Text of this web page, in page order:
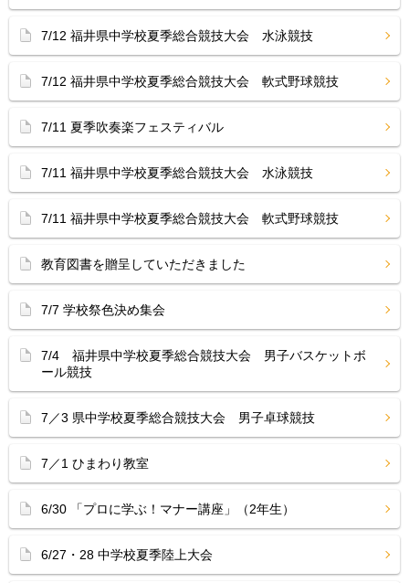
7/12 福井県中学校夏季総合競技大会 水泳競技
7/12 福井県中学校夏季総合競技大会 軟式野球競技
7/11 夏季吹奏楽フェスティバル
7/11 福井県中学校夏季総合競技大会 水泳競技
7/11 福井県中学校夏季総合競技大会 軟式野球競技
教育図書を贈呈していただきました
7/7 学校祭色決め集会
7/4 福井県中学校夏季総合競技大会 男子バスケットボ
ール競技
7／3 県中学校夏季総合競技大会 男子卓球競技
7／1 ひまわり教室
6/30 「プロに学ぶ！マナー講座」（2年生）
6/27・28 中学校夏季陸上大会